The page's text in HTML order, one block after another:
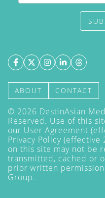
ABOUT CONTACT
© 2026 DestinAsian
Reserved. Use of this
our User Agreement
Privacy Policy (effective
on this site may not be
transmitted, cached or
prior written
Group.